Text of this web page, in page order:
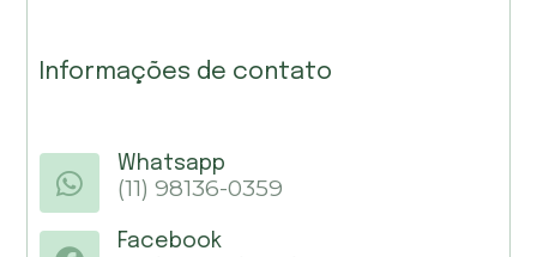
Informações de contato
Whatsapp
(11) 98136-0359
Facebook